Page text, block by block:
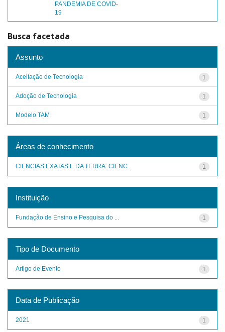
PANDEMIA DE COVID-
19
Busca facetada
Assunto
1
Aceitação de Tecnologia
1
Adoção de Tecnologia
1
Modelo TAM
Áreas de conhecimento
1
CIENCIAS EXATAS E DA TERRA::CIENC...
Instituição
1
Fundação de Ensino e Pesquisa do ...
Tipo de Documento
1
Artigo de Evento
Data de Publicação
1
2021